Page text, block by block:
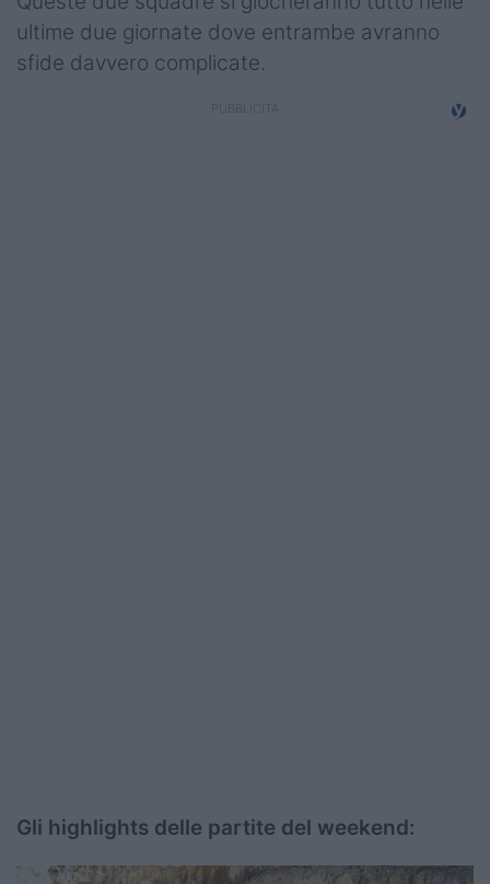
ultime due giornate dove entrambe avranno
sfide davvero complicate.
Gli highlights delle partite del weekend: